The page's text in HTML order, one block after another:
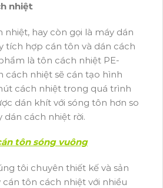
nhiệt
nhiệt, hay còn gọi là máy dán
tích hợp cán tôn và dán cách
là tôn cách nhiệt PE-
cách nhiệt sẽ cán tạo hình
cách nhiệt trong quá trình
dán khít với sóng tôn hơn so
dán cách nhiệt rời.
tôn sóng vuông
tôi chuyên thiết kế và sản
tôn cách nhiệt với nhiều